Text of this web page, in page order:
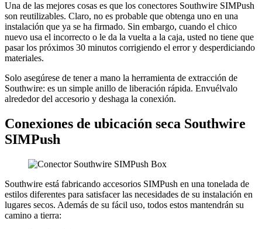
Una de las mejores cosas es que los conectores Southwire SIMPush
son reutilizables. Claro, no es probable que obtenga uno en una
instalación que ya se ha firmado. Sin embargo, cuando el chico
nuevo usa el incorrecto o le da la vuelta a la caja, usted no tiene que
pasar los próximos 30 minutos corrigiendo el error y desperdiciando
materiales.
Solo asegúrese de tener a mano la herramienta de extracción de
Southwire: es un simple anillo de liberación rápida. Envuélvalo
alrededor del accesorio y deshaga la conexión.
Conexiones de ubicación seca Southwire
SIMPush
Southwire está fabricando accesorios SIMPush en una tonelada de
estilos diferentes para satisfacer las necesidades de su instalación en
lugares secos. Además de su fácil uso, todos estos mantendrán su
camino a tierra: